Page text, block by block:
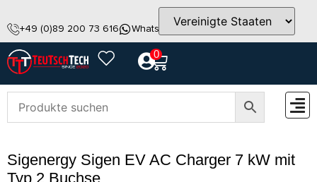
+49 (0)89 200 73 616 WhatsApp info@teutschtech.com
0
Sigenergy Sigen EV AC Charger 7 kW mit
Typ 2 Buchse